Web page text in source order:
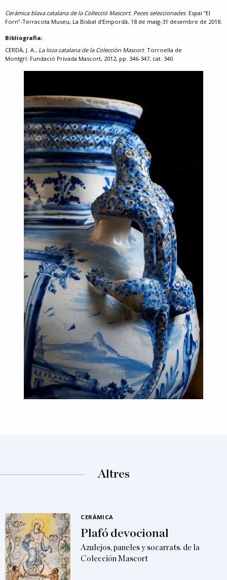
Ceràmica blava catalana de la Col·lecció Mascort. Peces seleccionades. Espai “El
Forn”-Terracota Museu, La Bisbal d’Empordà, 18 de maig-31 desembre de 2018.
Bibliografia:
CERDÀ, J. A., La loza catalana de la Colección Mascort. Torroella de
Montgrí: Fundació Privada Mascort, 2012, pp. 346-347, cat. 340.
Altres
CERÀMICA
Plafó devocional
Azulejos, paneles y socarrats. de la
Colección Mascort